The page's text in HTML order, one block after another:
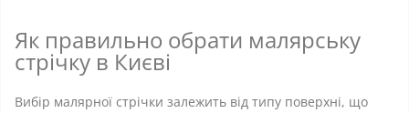
Як правильно обрати малярську
стрічку в Києві
Вибір малярної стрічки залежить від типу поверхні, що